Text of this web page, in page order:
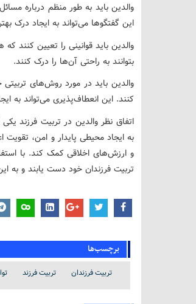
والدین باید به طور منظم درباره
این گفتگوها می‌تواند به ایجاد درک
والدین باید قوانینی را تعیین کنند
بتوانند به راحتی آن‌ها را درک کنند.
والدین باید در مورد روش‌های
کنند. این انعطاف‌پذیری می‌تواند به
اتفاق نظر والدین در تربیت فرزند
به ایجاد محیطی پایدار و امن،
و ارزش‌های اخلاقی کمک کند. با
تربیت فرزندان خود دست یابند و به
برچسب‌ها
تربیت فرزندان تربیت فرزند